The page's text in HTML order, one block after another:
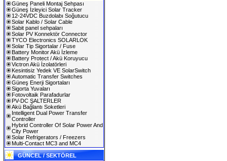
Güneş Paneli Montaj Sehpası
Güneş İzleyici Solar Tracker
12-24VDC Buzdolabı Soğutucu
Solar Kablo / Solar Cable
Sabit panel sehpaları
Solar PV Konnektör Connector
TYCO Electronics SOLARLOK
Solar Tip Sigortalar / Fuse
Battery Monitor Akü İzleme
Battery Protect / Akü Koruyucu
Victron Akü İzolatörleri
Kesintisiz Yedek VE SolarSwitch
Automatic Transfer Switches
Güneş Enerji Sigortaları
Sigorta Yuvaları
Fotovoltaik Parafadurlar
PV-DC ŞALTERLER
Akü Bağlantı Soketleri
Intelligent Dual Power Transfer
Controller
Hybrid Controller Of Solar Power And
City Power
Solar Refrigerators / Freezers
Multi-Contact MC3 and MC4
GÜNCEL / SEKTÖREL